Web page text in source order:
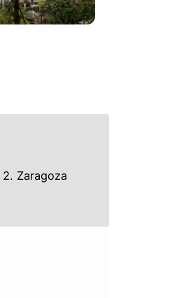
Zaragoza